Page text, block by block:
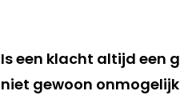
Is een klacht altijd een
niet gewoon